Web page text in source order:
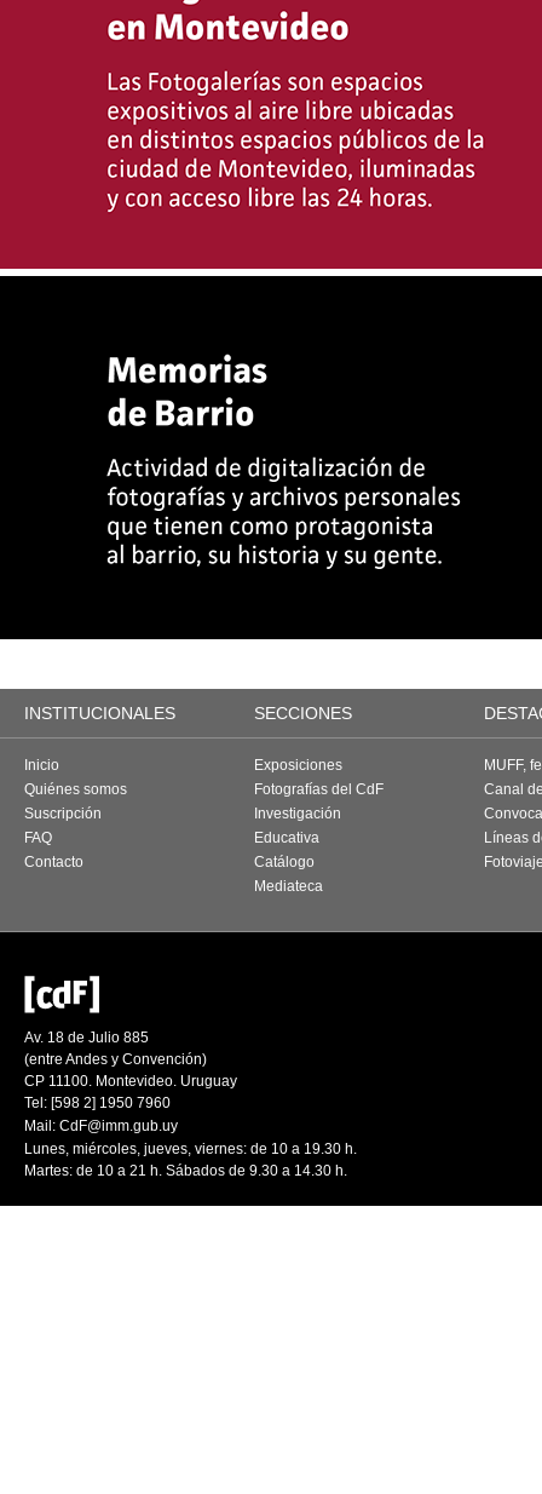
INSTITUCIONALES SECCIONES
Inicio
Quiénes somos
Suscripción
FAQ
Contacto
Exposiciones
Fotografías del CdF
Investigación
Educativa
Catálogo
Mediateca
MUFF,
Canal
Líneas
Av. 18 de Julio 885
(entre Andes y Convención)
CP 11100. Montevideo. Uruguay
Tel: [598 2] 1950 7960
Mail: CdF@imm.gub.uy
Lunes, miércoles, jueves, viernes: de 10 a 19.30 h.
Martes: de 10 a 21 h. Sábados de 9.30 a 14.30 h.